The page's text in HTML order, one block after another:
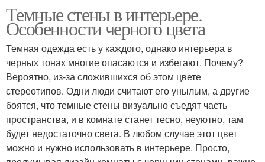
Темные стены в интерьере.
Особенности черного цвета
Темная одежда есть у каждого, однако интерьера в
черных тонах многие опасаются и избегают. Почему?
Вероятно, из-за сложившихся об этом цвете
стереотипов. Одни люди считают его унылым, а другие
боятся, что темные стены визуально съедят часть
пространства, и в комнате станет тесно, неуютно, там
будет недостаточно света. В любом случае этот цвет
можно и нужно использовать в интерьере. Просто,